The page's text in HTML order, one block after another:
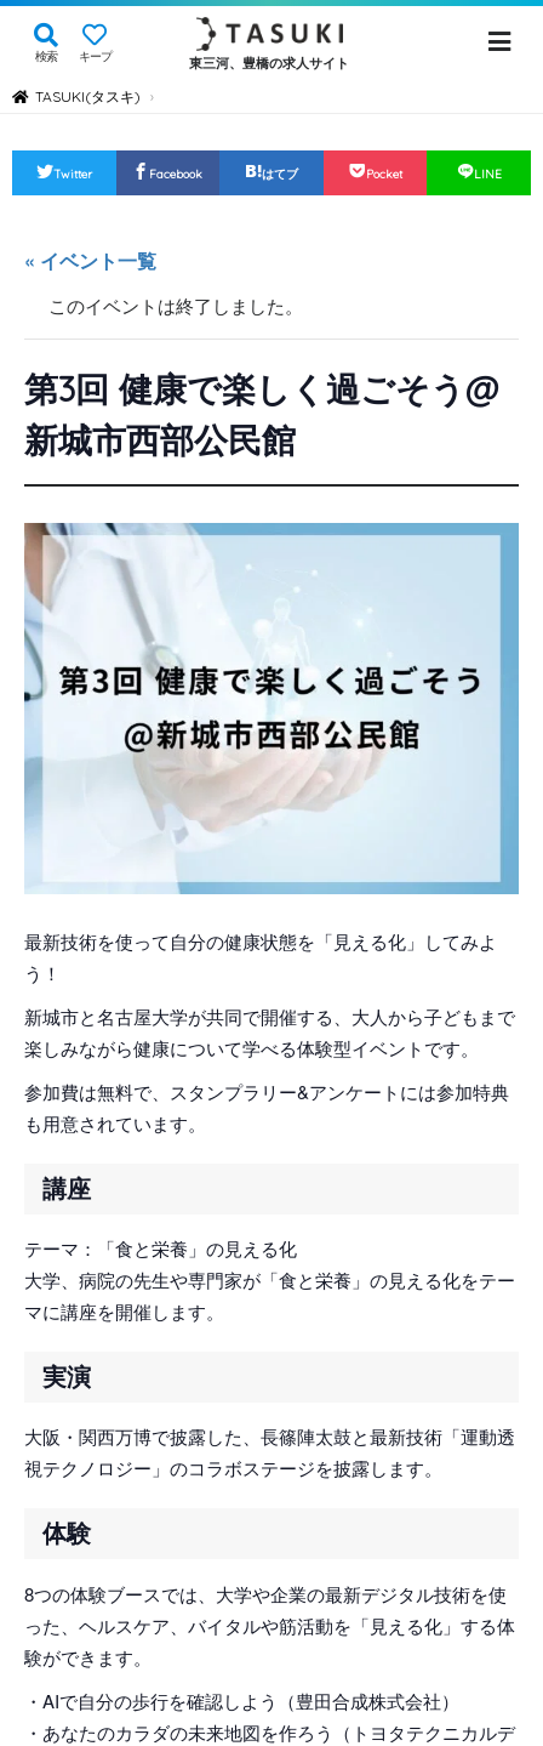
検索 キープ 東三河、豊橋の求人サイト
TASUKI(タスキ) ›
Twitter Facebook はてブ Pocket LINE
« イベント一覧
このイベントは終了しました。
第3回 健康で楽しく過ごそう@
新城市西部公民館
最新技術を使って自分の健康状態を「見える化」してみよ
う！
新城市と名古屋大学が共同で開催する、大人から子どもまで
楽しみながら健康について学べる体験型イベントです。
参加費は無料で、スタンプラリー&アンケートには参加特典
も用意されています。
講座
テーマ：「食と栄養」の見える化
大学、病院の先生や専門家が「食と栄養」の見える化をテー
マに講座を開催します。
実演
大阪・関西万博で披露した、長篠陣太鼓と最新技術「運動透
視テクノロジー」のコラボステージを披露します。
体験
8つの体験ブースでは、大学や企業の最新デジタル技術を使
った、ヘルスケア、バイタルや筋活動を「見える化」する体
験ができます。
・AIで自分の歩行を確認しよう（豊田合成株式会社）
・あなたのカラダの未来地図を作ろう（トヨタテクニカルデ